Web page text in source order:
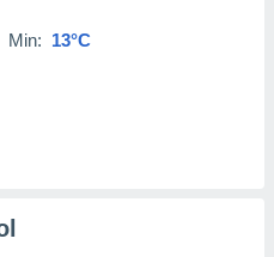
Min: 13°C